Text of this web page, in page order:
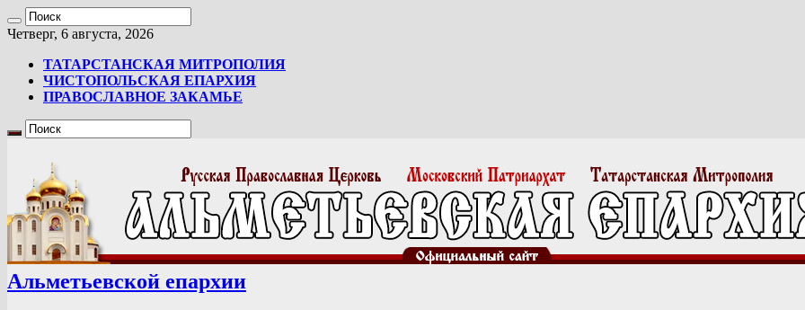
Четверг, 6 августа, 2026
ТАТАРСТАНСКАЯ МИТРОПОЛИЯ
ЧИСТОПОЛЬСКАЯ ЕПАРХИЯ
ПРАВОСЛАВНОЕ ЗАКАМЬЕ
Альметьевской епархии